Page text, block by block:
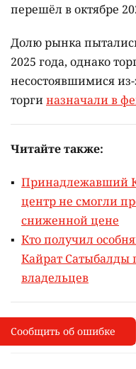
перешёл в октябре
Долю рынка
2025 года, однако
несостоявшимися из-
торгиназначали в
Читайте также:
Принадлежавший
центр не смогли
сниженной цене
Кто получил
Кайрат Сатыбалды
владельцев
I
Сообщить об опечатке
Выделите фрагмент и
Сообщить об ошибке